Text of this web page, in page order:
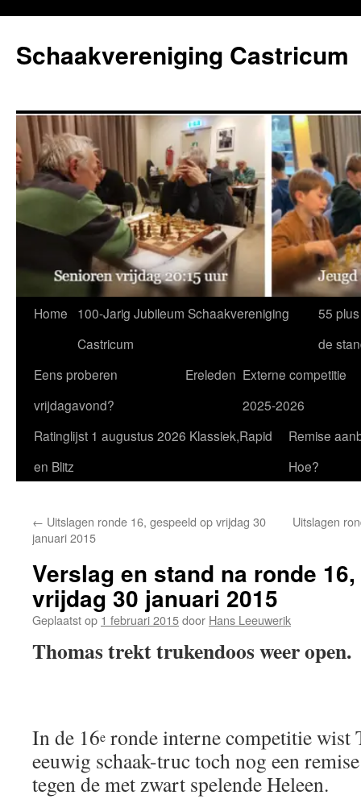
de
inhoud
Schaakvereniging Castricum
Home
100-Jarig Jubileum Schaakvereniging
Castricum
55
de
Eens proberen
vrijdagavond?
Ereleden Externe competitie
2025-2026
Ratinglijst 1 augustus 2026 Klassiek,Rapid
en Blitz
Remise
Hoe?
← Uitslagen ronde 16, gespeeld op vrijdag 30
januari 2015
Uitslagen
Verslag en stand na ronde
vrijdag 30 januari 2015
Geplaatst op 1 februari 2015door Hans Leeuwerik
Thomas trekt trukendoos weer open.
In de 16e ronde interne competitie wist
eeuwig schaak-truc toch nog een
tegen de met zwart spelende Heleen.